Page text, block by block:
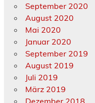
September 2020
August 2020
Mai 2020
Januar 2020
September 2019
August 2019
Juli 2019
März 2019
Dezember 2018